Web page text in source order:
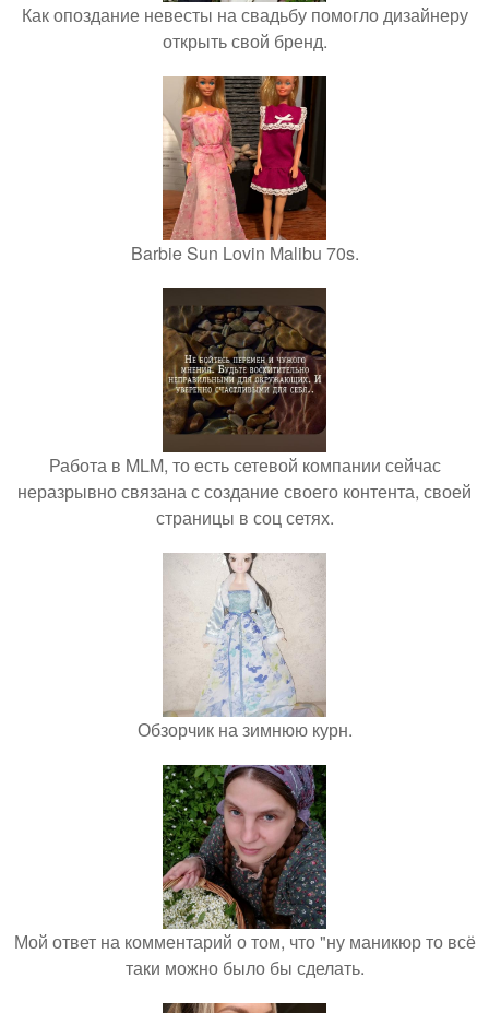
Как опоздание невесты на свадьбу помогло дизайнеру
открыть свой бренд.
Barbie Sun Lovin Malibu 70s.
Работа в MLM, то есть сетевой компании сейчас
неразрывно связана с создание своего контента, своей
страницы в соц сетях.
Обзорчик на зимнюю курн.
Мой ответ на комментарий о том, что "ну маникюр то всё
таки можно было бы сделать.